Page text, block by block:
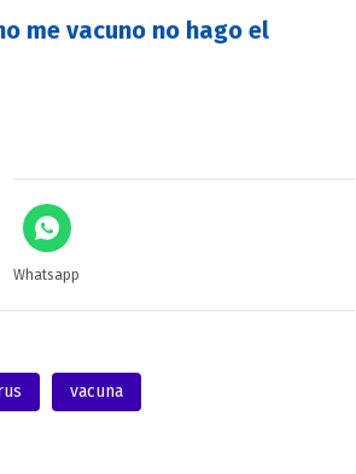
me vacuno no hago el
Whatsapp
vacuna